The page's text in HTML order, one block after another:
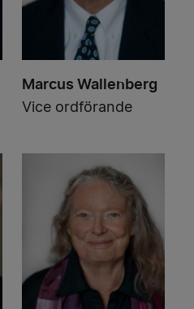
Marcus Wallenberg
Vice ordförande